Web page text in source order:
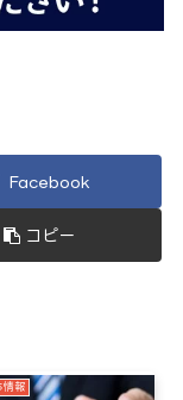
Facebook
コピー
情報